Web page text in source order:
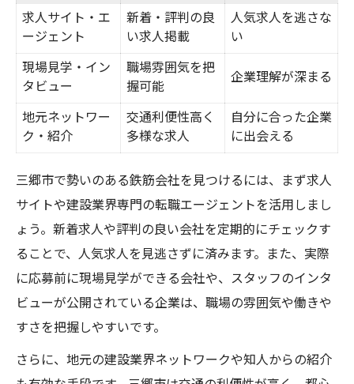
求人サイト・エ
ージェント
新着・評判の良
い求人掲載
人気求人を逃さな
い
現場見学・イン
タビュー
職場雰囲気を把
握可能
企業理解が深まる
地元ネットワー
ク・紹介
交通利便性高く
多様な求人
自分に合った企業
に出会える
三郷市で勢いのある鉄筋会社を見つけるには、まず求人
サイトや建設業界専門の転職エージェントを活用しまし
ょう。新着求人や評判の良い会社を定期的にチェックす
ることで、人気求人を見逃さずに済みます。また、実際
に応募前に現場見学ができる会社や、スタッフのインタ
ビューが公開されている企業は、職場の雰囲気や働きや
すさを把握しやすいです。
さらに、地元の建設業界ネットワークや知人からの紹介